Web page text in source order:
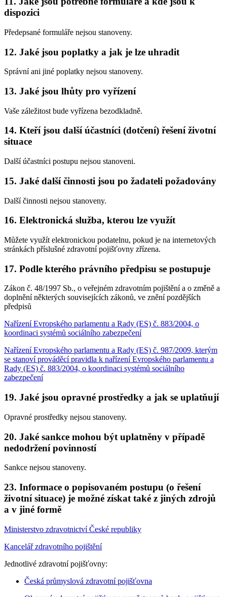
dispozici
Předepsané formuláře nejsou stanoveny.
12. Jaké jsou poplatky a jak je lze uhradit
Správní ani jiné poplatky nejsou stanoveny.
13. Jaké jsou lhůty pro vyřízení
Vaše záležitost bude vyřízena bezodkladně.
14. Kteří jsou další účastníci (dotčení) řešení životní
situace
Další účastníci postupu nejsou stanoveni.
15. Jaké další činnosti jsou po žadateli požadovány
Další činnosti nejsou stanoveny.
16. Elektronická služba, kterou lze využít
Můžete využít elektronickou podatelnu, pokud je na internetových
stránkách příslušné zdravotní pojišťovny zřízena.
17. Podle kterého právního předpisu se postupuje
Zákon č. 48/1997 Sb., o veřejném zdravotním pojištění a o změně a
doplnění některých souvisejících zákonů, ve znění pozdějších
předpisů
Nařízení Evropského parlamentu a Rady (ES) č. 883/2004, o
koordinaci systémů sociálního zabezpečení
Nařízení Evropského parlamentu a Rady (ES) č. 987/2009, kterým
se stanoví prováděcí pravidla k nařízení Evropského parlamentu a
Rady (ES) č. 883/2004, o koordinaci systémů sociálního
zabezpečení
19. Jaké jsou opravné prostředky a jak se uplatňují
Opravné prostředky nejsou stanoveny.
20. Jaké sankce mohou být uplatněny v případě
nedodržení povinností
Sankce nejsou stanoveny.
23. Informace o popisovaném postupu (o řešení
životní situace) je možné získat také z jiných zdrojů
a v jiné formě
Ministerstvo zdravotnictví České republiky
Kancelář zdravotního pojištění
Jednotlivé zdravotní pojišťovny:
Česká průmyslová zdravotní pojišťovna